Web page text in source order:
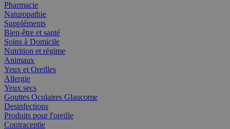
Pharmacie
Naturopathie
Suppléments
Bien-être et santé
Soins à Domicile
Nutrition et régime
Animaux
Yeux et Oreilles
Allergie
Yeux secs
Gouttes Oculaires Glaucome
Desinfections
Produits pour l'oreille
Contraceptie